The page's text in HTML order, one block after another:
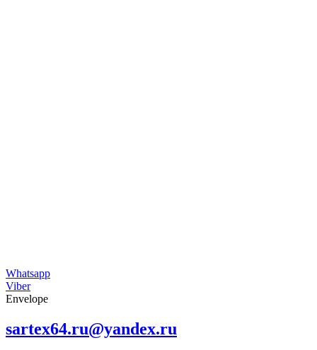
Whatsapp
Viber
Envelope
sartex64.ru@yandex.ru